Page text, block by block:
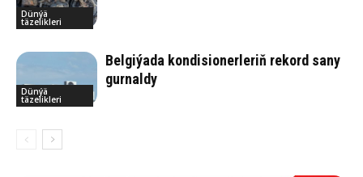
Dünýä
täzelikleri
Dünýä
täzelikleri
Belgiýada kondisionerleriň rekord sany
gurnaldy